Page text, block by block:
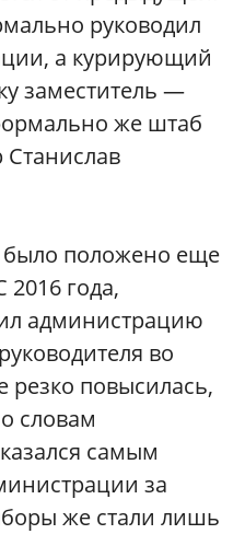
руководил
а курирующий
заместитель —
же штаб
Станислав
положено еще
2016 года,
администрацию
во
резко повысилась,
словам
самым
за
же стали лишь